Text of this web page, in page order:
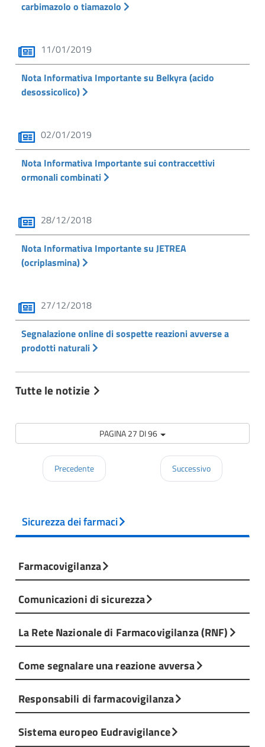
carbimazolo o tiamazolo
11/01/2019
Nota Informativa Importante su Belkyra (acido
desossicolico)
02/01/2019
Nota Informativa Importante sui contraccettivi
ormonali combinati
28/12/2018
Nota Informativa Importante su JETREA
(ocriplasmina)
27/12/2018
Segnalazione online di sospette reazioni avverse a
prodotti naturali
Tutte le notizie
PAGINA 27 DI 96
Precedente Successivo
Sicurezza dei farmaci
Farmacovigilanza
Comunicazioni di sicurezza
La Rete Nazionale di Farmacovigilanza (RNF)
Come segnalare una reazione avversa
Responsabili di farmacovigilanza
Sistema europeo Eudravigilance